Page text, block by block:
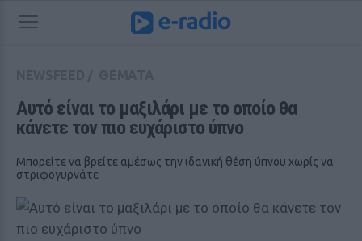
Αυτό είναι το μαξιλάρι με το οποίο θα
κάνετε τον πιο ευχάριστο ύπνο
Μπορείτε να βρείτε αμέσως την ιδανική θέση ύπνου χωρίς να
στριφογυρνάτε